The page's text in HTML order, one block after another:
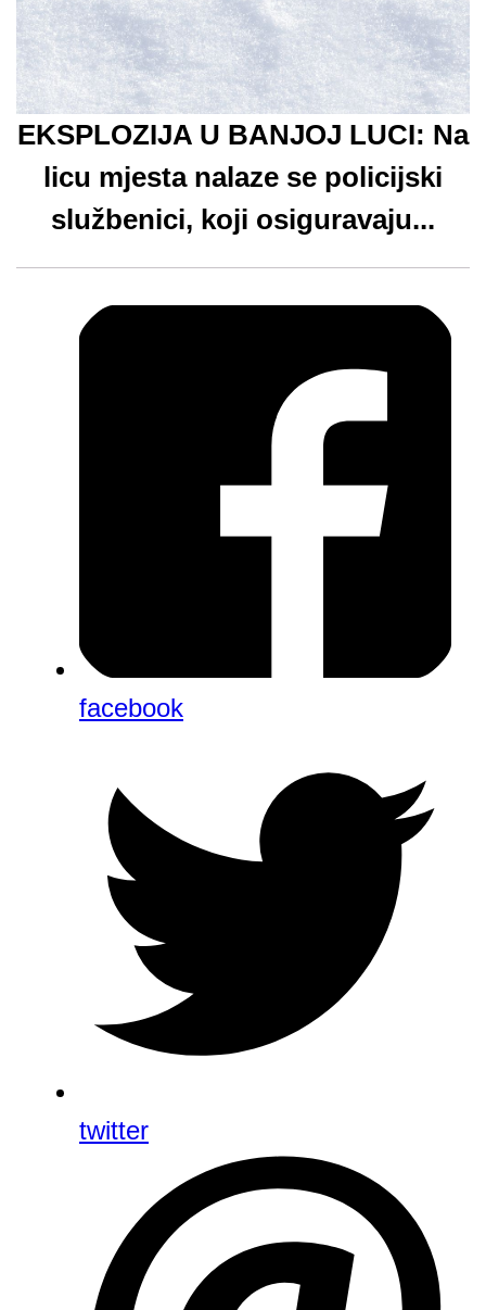
EKSPLOZIJA U BANJOJ LUCI: Na
licu mjesta nalaze se policijski
službenici, koji osiguravaju...
facebook
twitter